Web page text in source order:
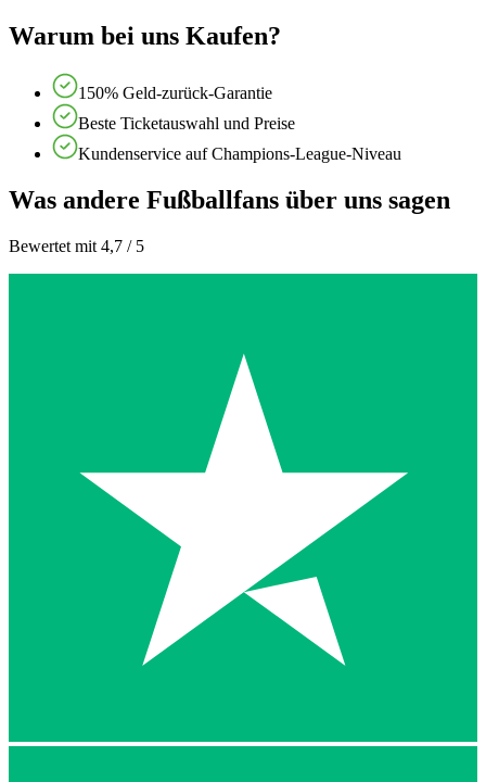
Warum bei uns Kaufen?
150% Geld-zurück-Garantie
Beste Ticketauswahl und Preise
Kundenservice auf Champions-League-Niveau
Was andere Fußballfans über uns sagen
Bewertet mit 4,7 / 5